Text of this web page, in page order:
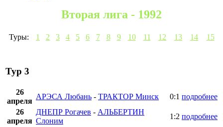
Вторая лига - 1992
Туры: 1 2 3 4 5 6 7 8 9 10 11 12 13 14 15
Тур 3
26
апреля
АРЭСА Любань - ТРАКТОР Минск 0:1 подробнее
26
апреля
ДНЕПР Рогачев - АЛЬБЕРТИН
Слоним
1:2 подробнее